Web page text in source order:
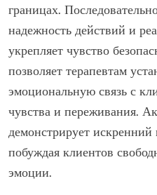
границах.
надежность действий и
укрепляет чувство
позволяет терапевтам
эмоциональную связь с
чувства и переживания.
демонстрирует
побуждая клиентов
эмоции.